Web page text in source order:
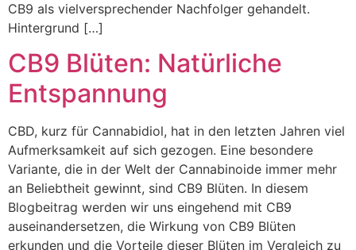
CB9 als vielversprechender Nachfolger gehandelt.
Hintergrund […]
CB9 Blüten: Natürliche
Entspannung
CBD, kurz für Cannabidiol, hat in den letzten Jahren viel
Aufmerksamkeit auf sich gezogen. Eine besondere
Variante, die in der Welt der Cannabinoide immer mehr
an Beliebtheit gewinnt, sind CB9 Blüten. In diesem
Blogbeitrag werden wir uns eingehend mit CB9
auseinandersetzen, die Wirkung von CB9 Blüten
erkunden und die Vorteile dieser Blüten im Vergleich zu